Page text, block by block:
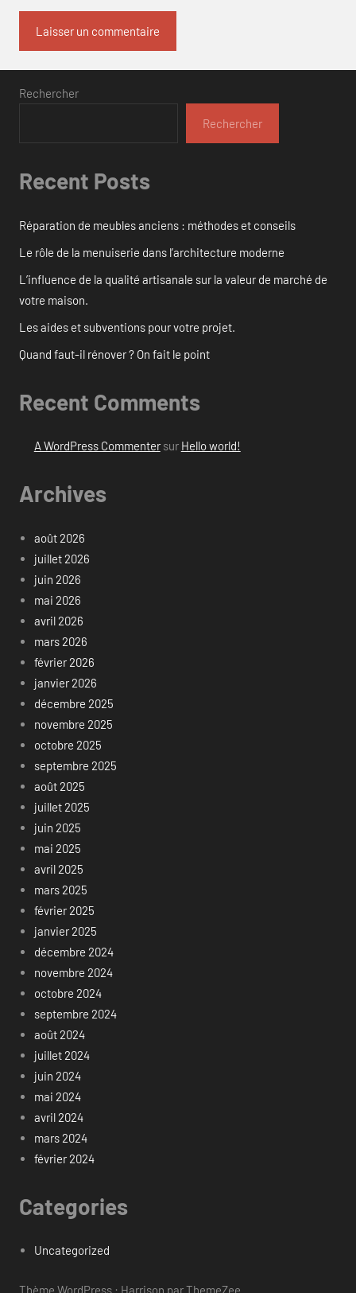
Rechercher
Rechercher
Recent Posts
Réparation de meubles anciens : méthodes et conseils
Le rôle de la menuiserie dans l’architecture moderne
L’influence de la qualité artisanale sur la valeur de marché de
votre maison.
Les aides et subventions pour votre projet.
Quand faut-il rénover ? On fait le point
Recent Comments
A WordPress Commentersur Hello world!
Archives
août 2026
juillet 2026
juin 2026
mai 2026
avril 2026
mars 2026
février 2026
janvier 2026
décembre 2025
novembre 2025
octobre 2025
septembre 2025
août 2025
juillet 2025
juin 2025
mai 2025
avril 2025
mars 2025
février 2025
janvier 2025
décembre 2024
novembre 2024
octobre 2024
septembre 2024
août 2024
juillet 2024
juin 2024
mai 2024
avril 2024
mars 2024
février 2024
Categories
Uncategorized
Thème WordPress : Harrison par ThemeZee.